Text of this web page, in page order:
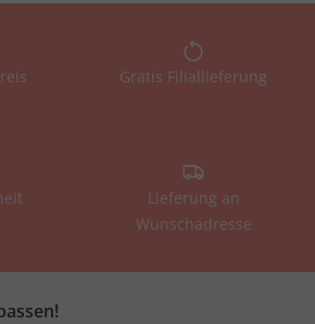
Gratis Filiallieferung
Lieferung an
Wunschadresse